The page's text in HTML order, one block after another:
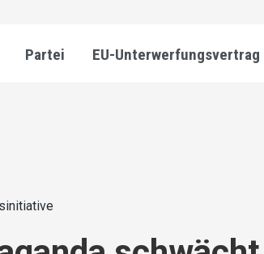
Partei EU-Unterwerfungsvertrag